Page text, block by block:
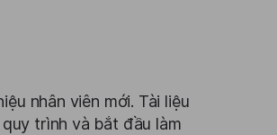
nhân viên mới. Tài liệu
trình và bắt đầu làm